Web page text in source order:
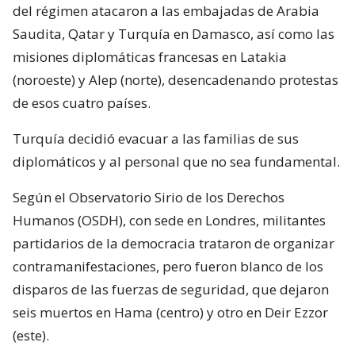
del régimen atacaron a las embajadas de Arabia
Saudita, Qatar y Turquía en Damasco, así como las
misiones diplomáticas francesas en Latakia
(noroeste) y Alep (norte), desencadenando protestas
de esos cuatro países.
Turquía decidió evacuar a las familias de sus
diplomáticos y al personal que no sea fundamental.
Según el Observatorio Sirio de los Derechos
Humanos (OSDH), con sede en Londres, militantes
partidarios de la democracia trataron de organizar
contramanifestaciones, pero fueron blanco de los
disparos de las fuerzas de seguridad, que dejaron
seis muertos en Hama (centro) y otro en Deir Ezzor
(este).